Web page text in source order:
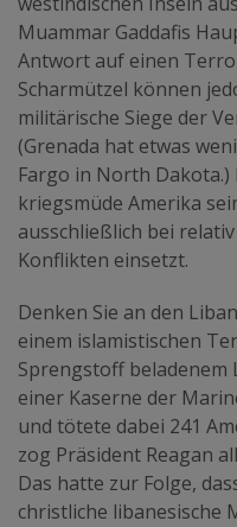
Muammar Gaddafis
Antwort auf einen
Scharmützel können
militärische Siege der
(Grenada hat etwas
Fargo in North Dakota.)
kriegsmüde Amerika
ausschließlich bei
Konflikten einsetzt.
Denken Sie an den
einem islamistischen
Sprengstoff beladenem
einer Kaserne der
und tötete dabei 241
zog Präsident Reagan
Das hatte zur Folge,
christliche libanesische